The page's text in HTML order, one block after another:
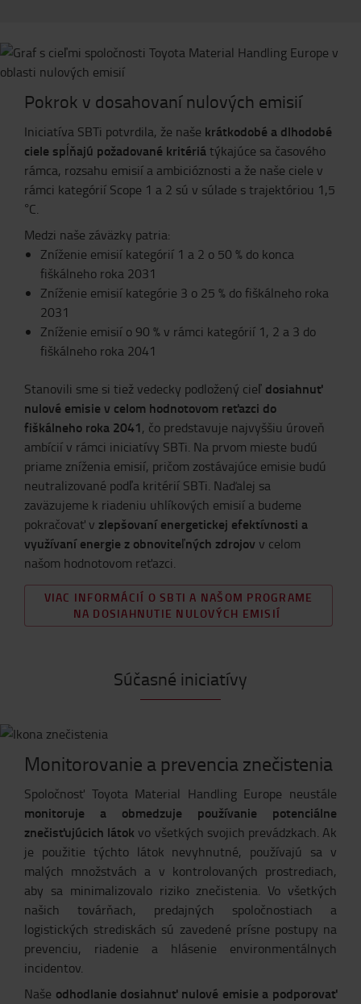
Pokrok v dosahovaní nulových emisií
Iniciatíva SBTi potvrdila, že naše krátkodobé a dlhodobé
ciele spĺňajú požadované kritériátýkajúce sa časového
rámca, rozsahu emisií a ambicióznosti a že naše ciele v
rámci kategórií Scope 1 a 2 sú v súlade s trajektóriou 1,5
°C.
Medzi naše záväzky patria:
Zníženie emisií kategórií 1 a 2 o 50 % do konca
fiškálneho roka 2031
Zníženie emisií kategórie 3 o 25 % do fiškálneho roka
2031
Zníženie emisií o 90 % v rámci kategórií 1, 2 a 3 do
fiškálneho roka 2041
Stanovili sme si tiež vedecky podložený cieľ dosiahnuť
nulové emisie v celom hodnotovom reťazci do
fiškálneho roka 2041, čo predstavuje najvyššiu úroveň
ambícií v rámci iniciatívy SBTi. Na prvom mieste budú
priame zníženia emisií, pričom zostávajúce emisie budú
neutralizované podľa kritérií SBTi. Naďalej sa
zaväzujeme k riadeniu uhlíkových emisií a budeme
pokračovať v zlepšovaní energetickej efektívnosti a
využívaní energie z obnoviteľných zdrojov v celom
našom hodnotovom reťazci.
VIAC INFORMÁCIÍ O SBTI A NAŠOM PROGRAME
NA DOSIAHNUTIE NULOVÝCH EMISIÍ
Súčasné iniciatívy
Monitorovanie a prevencia znečistenia
Spoločnosť Toyota Material Handling Europe neustále
monitoruje a obmedzuje používanie potenciálne
znečisťujúcich látokvo všetkých svojich prevádzkach. Ak
je použitie týchto látok nevyhnutné, používajú sa v
malých množstvách a v kontrolovaných prostrediach,
aby sa minimalizovalo riziko znečistenia. Vo všetkých
našich továrňach, predajných spoločnostiach a
logistických strediskách sú zavedené prísne postupy na
prevenciu, riadenie a hlásenie environmentálnych
incidentov.
Naše odhodlanie dosiahnuť nulové emisie a podporovať